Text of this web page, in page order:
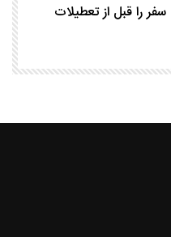
را قبل از تعطیلات